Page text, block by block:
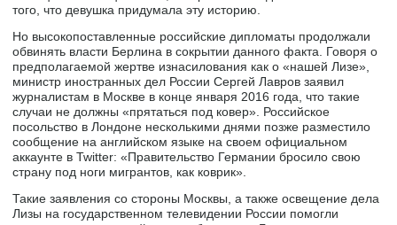
того, что девушка придумала эту историю.
Но высокопоставленные российские дипломаты продолжали
обвинять власти Берлина в сокрытии данного факта. Говоря о
предполагаемой жертве изнасилования как о «нашей Лизе»,
министр иностранных дел России Сергей Лавров заявил
журналистам в Москве в конце января 2016 года, что такие
случаи не должны «прятаться под ковер». Российское
посольство в Лондоне несколькими днями позже разместило
сообщение на английском языке на своем официальном
аккаунте в Twitter: «Правительство Германии бросило свою
страну под ноги мигрантов, как коврик».
Такие заявления со стороны Москвы, а также освещение дела
Лизы на государственном телевидении России помогли